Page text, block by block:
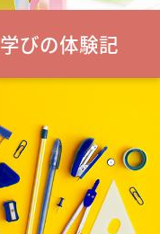
学びの体験記